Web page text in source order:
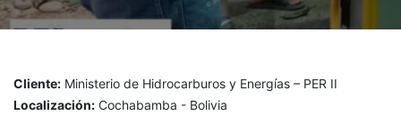
Cliente: Ministerio de Hidrocarburos y Energías – PER II
Localización: Cochabamba - Bolivia